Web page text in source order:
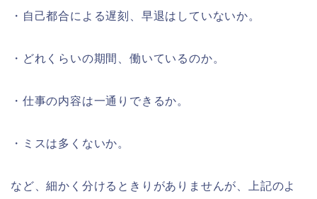
・自己都合による遅刻、早退はしていないか。
・どれくらいの期間、働いているのか。
・仕事の内容は一通りできるか。
・ミスは多くないか。
など、細かく分けるときりがありませんが、上記のよ